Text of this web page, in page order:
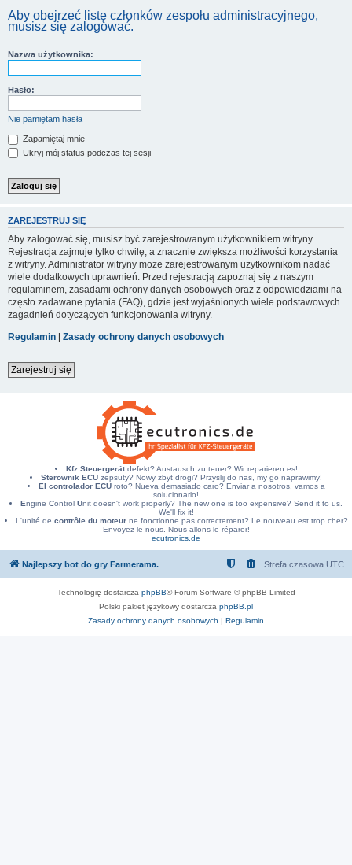
Aby obejrzeć listę członków zespołu administracyjnego,
musisz się zalogować.
Nazwa użytkownika:
Hasło:
Nie pamiętam hasła
Zapamiętaj mnie
Ukryj mój status podczas tej sesji
ZAREJESTRUJ SIĘ
Aby zalogować się, musisz być zarejestrowanym użytkownikiem witryny.
Rejestracja zajmuje tylko chwilę, a znacznie zwiększa możliwości korzystania
z witryny. Administrator witryny może zarejestrowanym użytkownikom nadać
wiele dodatkowych uprawnień. Przed rejestracją zapoznaj się z naszym
regulaminem, zasadami ochrony danych osobowych oraz z odpowiedziami na
często zadawane pytania (FAQ), gdzie jest wyjaśnionych wiele podstawowych
zagadnień dotyczących funkcjonowania witryny.
Regulamin | Zasady ochrony danych osobowych
Zarejestruj się
Kfz Steuergerätdefekt? Austausch zu teuer? Wir reparieren es!
Sterownik ECU zepsuty? Nowy zbyt drogi? Przyslij do nas, my go naprawimy!
El controlador ECUroto? Nueva demasiado caro? Enviar a nosotros, vamos a
solucionarlo!
Engine Control Unit doesn't work properly? The new one is too expensive? Send it to us.
We'll fix it!
L'unité de contrôle du moteurne fonctionne pas correctement? Le nouveau est trop cher?
Envoyez-le nous. Nous allons le réparer!
ecutronics.de
Najlepszy bot do gry Farmerama. Strefa czasowa UTC
Technologię dostarcza phpBB® Forum Software © phpBB Limited
Polski pakiet językowy dostarcza phpBB.pl
Zasady ochrony danych osobowych | Regulamin